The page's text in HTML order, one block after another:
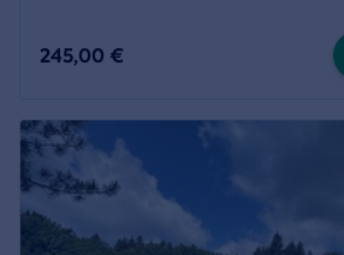
245,00 €